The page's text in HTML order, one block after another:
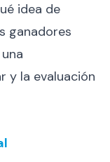
idea de
ganadores
y la evaluación